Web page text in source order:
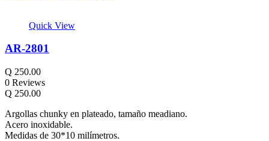
Quick View
AR-2801
Q 250.00
0 Reviews
Q 250.00
Argollas chunky en plateado, tamaño meadiano.
Acero inoxidable.
Medidas de 30*10 milímetros.